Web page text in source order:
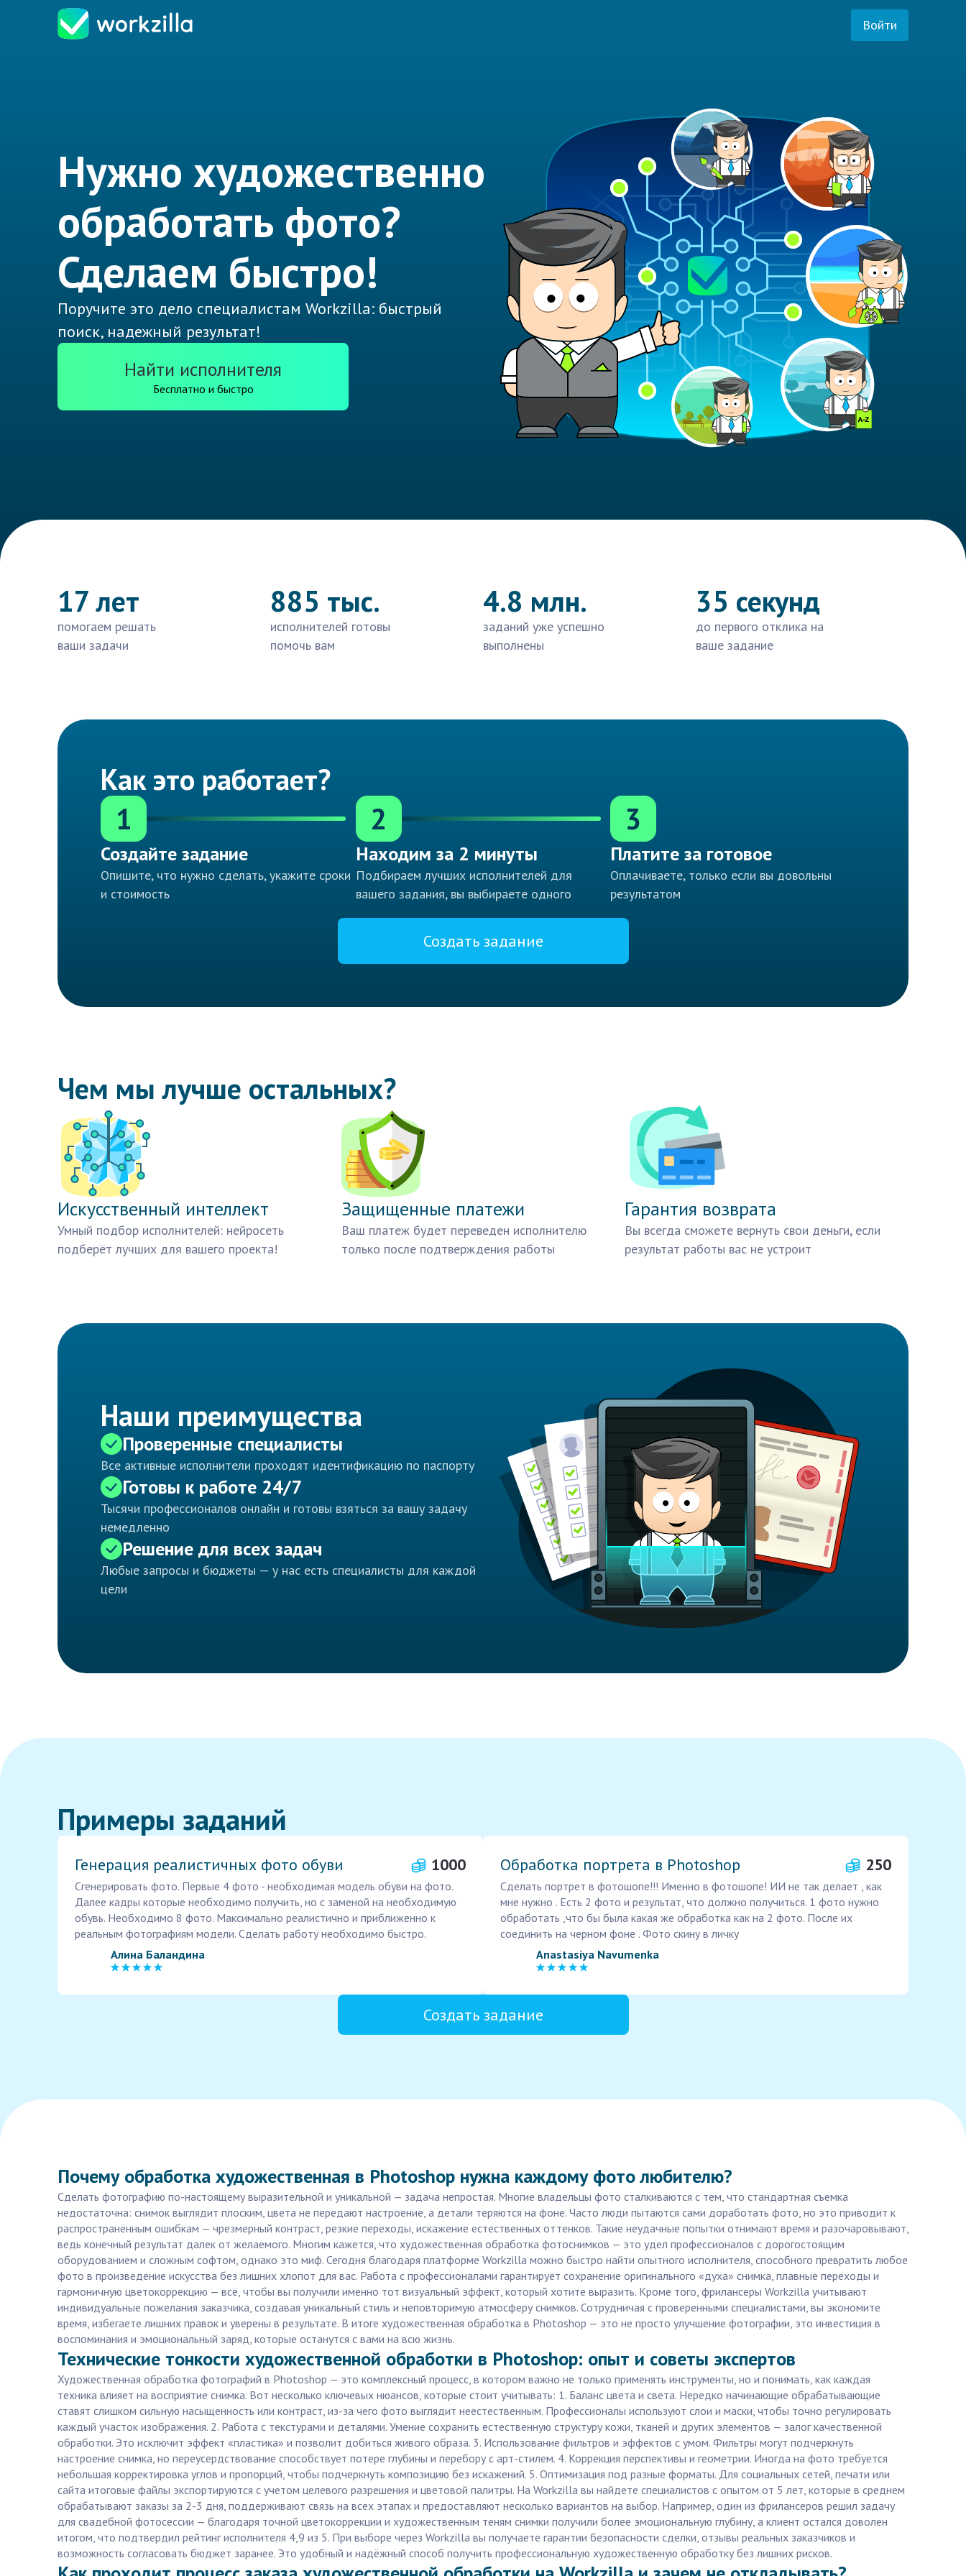
Войти
Нужно художественно
обработать фото?
Сделаем быстро!
Поручите это дело специалистам Workzilla: быстрый
поиск, надежный результат!
Найти исполнителя
Бесплатно и быстро
17 лет
помогаем решать
ваши задачи
885 тыс.
исполнителей готовы
помочь вам
4.8 млн.
заданий уже успешно
выполнены
35 секунд
до первого отклика на
ваше задание
Как это работает?
1
Создайте задание
Опишите, что нужно сделать, укажите сроки
и стоимость
2
Находим за 2 минуты
Подбираем лучших исполнителей для
вашего задания, вы выбираете одного
3
Платите за готовое
Оплачиваете, только если вы довольны
результатом
Создать задание
Чем мы лучше остальных?
Искусственный интеллект
Умный подбор исполнителей: нейросеть
подберёт лучших для вашего проекта!
Защищенные платежи
Ваш платеж будет переведен исполнителю
только после подтверждения работы
Гарантия возврата
Вы всегда сможете вернуть свои деньги, если
результат работы вас не устроит
Наши преимущества
Проверенные специалисты
Все активные исполнители проходят идентификацию по паспорту
Готовы к работе 24/7
Тысячи профессионалов онлайн и готовы взяться за вашу задачу
немедленно
Решение для всех задач
Любые запросы и бюджеты — у нас есть специалисты для каждой
цели
Примеры заданий
Генерация реалистичных фото обуви 1000
Сгенерировать фото. Первые 4 фото - необходимая модель обуви на фото.
Далее кадры которые необходимо получить, но с заменой на необходимую
обувь. Необходимо 8 фото. Максимально реалистично и приближенно к
реальным фотографиям модели. Сделать работу необходимо быстро.
Алина Баландина
Обработка портрета в Photoshop 250
Сделать портрет в фотошопе!!! Именно в фотошопе! ИИ не так делает , как
мне нужно . Есть 2 фото и результат, что должно получиться. 1 фото нужно
обработать ,что бы была какая же обработка как на 2 фото. После их
соединить на черном фоне . Фото скину в личку
Anastasiya Navumenka
Создать задание
Почему обработка художественная в Photoshop нужна каждому фото любителю?
Сделать фотографию по-настоящему выразительной и уникальной — задача непростая. Многие владельцы фото сталкиваются с тем, что стандартная съемка
недостаточна: снимок выглядит плоским, цвета не передают настроение, а детали теряются на фоне. Часто люди пытаются сами доработать фото, но это приводит к
распространённым ошибкам — чрезмерный контраст, резкие переходы, искажение естественных оттенков. Такие неудачные попытки отнимают время и разочаровывают,
ведь конечный результат далек от желаемого. Многим кажется, что художественная обработка фотоснимков — это удел профессионалов с дорогостоящим
оборудованием и сложным софтом, однако это миф. Сегодня благодаря платформе Workzilla можно быстро найти опытного исполнителя, способного превратить любое
фото в произведение искусства без лишних хлопот для вас. Работа с профессионалами гарантирует сохранение оригинального «духа» снимка, плавные переходы и
гармоничную цветокоррекцию — всё, чтобы вы получили именно тот визуальный эффект, который хотите выразить. Кроме того, фрилансеры Workzilla учитывают
индивидуальные пожелания заказчика, создавая уникальный стиль и неповторимую атмосферу снимков. Сотрудничая с проверенными специалистами, вы экономите
время, избегаете лишних правок и уверены в результате. В итоге художественная обработка в Photoshop — это не просто улучшение фотографии, это инвестиция в
воспоминания и эмоциональный заряд, которые останутся с вами на всю жизнь.
Технические тонкости художественной обработки в Photoshop: опыт и советы экспертов
Художественная обработка фотографий в Photoshop — это комплексный процесс, в котором важно не только применять инструменты, но и понимать, как каждая
техника влияет на восприятие снимка. Вот несколько ключевых нюансов, которые стоит учитывать: 1. Баланс цвета и света. Нередко начинающие обрабатывающие
ставят слишком сильную насыщенность или контраст, из-за чего фото выглядит неестественным. Профессионалы используют слои и маски, чтобы точно регулировать
каждый участок изображения. 2. Работа с текстурами и деталями. Умение сохранить естественную структуру кожи, тканей и других элементов — залог качественной
обработки. Это исключит эффект «пластика» и позволит добиться живого образа. 3. Использование фильтров и эффектов с умом. Фильтры могут подчеркнуть
настроение снимка, но переусердствование способствует потере глубины и перебору с арт-стилем. 4. Коррекция перспективы и геометрии. Иногда на фото требуется
небольшая корректировка углов и пропорций, чтобы подчеркнуть композицию без искажений. 5. Оптимизация под разные форматы. Для социальных сетей, печати или
сайта итоговые файлы экспортируются с учетом целевого разрешения и цветовой палитры. На Workzilla вы найдете специалистов с опытом от 5 лет, которые в среднем
обрабатывают заказы за 2-3 дня, поддерживают связь на всех этапах и предоставляют несколько вариантов на выбор. Например, один из фрилансеров решил задачу
для свадебной фотосессии — благодаря точной цветокоррекции и художественным теням снимки получили более эмоциональную глубину, а клиент остался доволен
итогом, что подтвердил рейтинг исполнителя 4,9 из 5. При выборе через Workzilla вы получаете гарантии безопасности сделки, отзывы реальных заказчиков и
возможность согласовать бюджет заранее. Это удобный и надёжный способ получить профессиональную художественную обработку без лишних рисков.